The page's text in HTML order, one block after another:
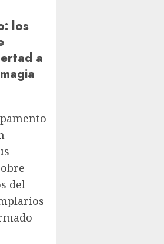
los
a
del